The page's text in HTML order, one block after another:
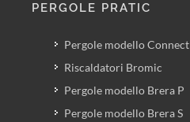
PERGOLE PRATIC
Pergole modello Connect
Riscaldatori Bromic
Pergole modello Brera P
Pergole modello Brera S